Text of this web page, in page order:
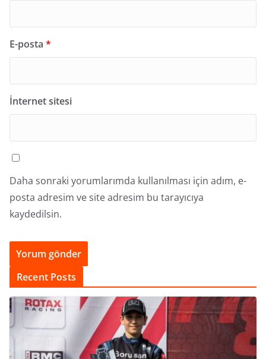
E-posta *
İnternet sitesi
Daha sonraki yorumlarımda kullanılması için adım, e-
posta adresim ve site adresim bu tarayıcıya
kaydedilsin.
Recent Posts